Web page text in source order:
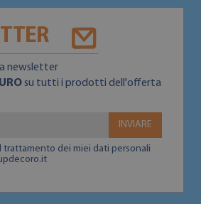
newsletter
su tutti i prodotti dell'offerta
INVIARE
trattamento dei miei dati personali